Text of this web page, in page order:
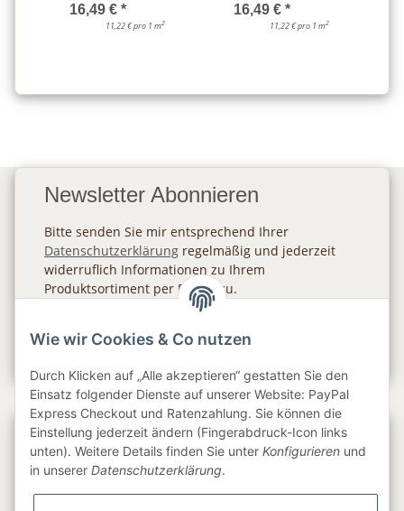
16,49 € *
11,22 € pro 1 m2
16,49 € *
11,22 € pro 1 m2
Newsletter Abonnieren
Bitte senden Sie mir entsprechend Ihrer
Datenschutzerklärung regelmäßig und jederzeit
widerruflich Informationen zu Ihrem
Produktsortiment per E-Mail zu.
Gesetzliche Informationen
Wie wir Cookies & Co nutzen
Durch Klicken auf „Alle akzeptieren“ gestatten Sie den
Einsatz folgender Dienste auf unserer Website: PayPal
Express Checkout und Ratenzahlung. Sie können die
Einstellung jederzeit ändern (Fingerabdruck-Icon links
unten). Weitere Details finden Sie unter Konfigurieren und
in unserer Datenschutzerklärung.